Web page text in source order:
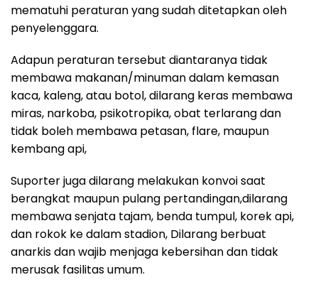
mematuhi peraturan yang sudah ditetapkan oleh
penyelenggara.
Adapun peraturan tersebut diantaranya tidak
membawa makanan/minuman dalam kemasan
kaca, kaleng, atau botol, dilarang keras membawa
miras, narkoba, psikotropika, obat terlarang dan
tidak boleh membawa petasan, flare, maupun
kembang api,
Suporter juga dilarang melakukan konvoi saat
berangkat maupun pulang pertandingan,dilarang
membawa senjata tajam, benda tumpul, korek api,
dan rokok ke dalam stadion, Dilarang berbuat
anarkis dan wajib menjaga kebersihan dan tidak
merusak fasilitas umum.